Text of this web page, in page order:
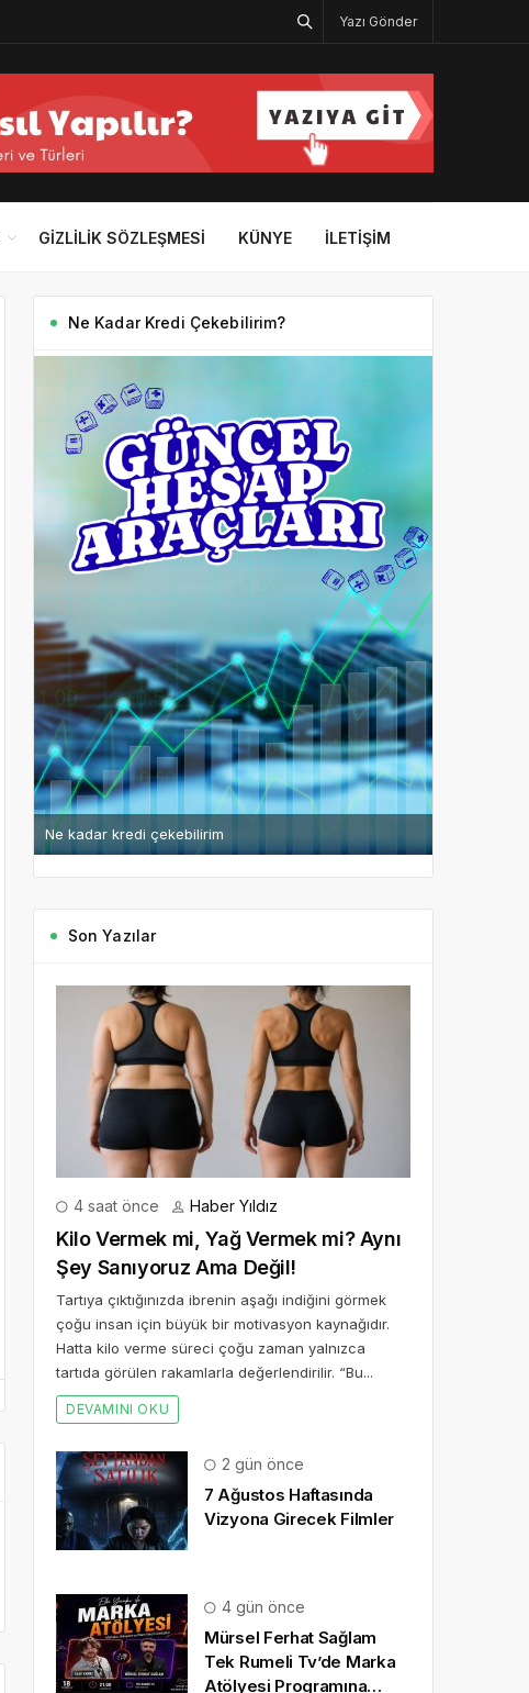
Yazı Gönder
GIZLILIK SÖZLEŞMESI KÜNYE İLETIŞIM
Ne Kadar Kredi Çekebilirim?
Ne kadar kredi çekebilirim
Son Yazılar
4 saat önce Haber Yıldız
Kilo Vermek mi, Yağ Vermek mi? Aynı
Şey Sanıyoruz Ama Değil!
Tartıya çıktığınızda ibrenin aşağı indiğini görmek
çoğu insan için büyük bir motivasyon kaynağıdır.
Hatta kilo verme süreci çoğu zaman yalnızca
tartıda görülen rakamlarla değerlendirilir. “Bu...
DEVAMINI OKU
2 gün önce
7 Ağustos Haftasında
Vizyona Girecek Filmler
4 gün önce
Mürsel Ferhat Sağlam
Tek Rumeli Tv’de Marka
Atölyesi Programına